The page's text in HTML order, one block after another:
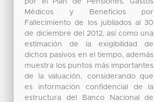
por el Plan de Pensiones. Gastos
Médicos y Beneficios por
Fallecimiento de los jubilados al 30
de diciembre del 2012, así como una
estimación de la exigibilidad de
dichos pasivos en el tiempo, además
muestra los puntos más importantes
de la valuación, considerando que
es información confidencial de la
estructura del Banco Nacional de